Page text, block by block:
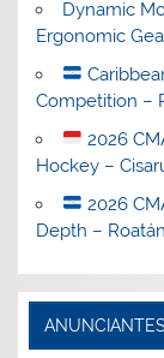
Dynamic
Ergonomic
Competition –
2026
Hockey –
2026
Depth –
ANUNCIANTES